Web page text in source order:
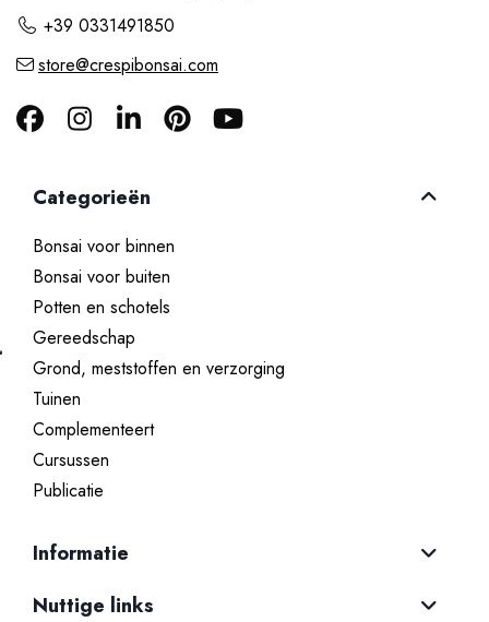
+39 0331491850
store@crespibonsai.com
Categorieën
Bonsai voor binnen
Bonsai voor buiten
Potten en schotels
Gereedschap
Grond, meststoffen en verzorging
Tuinen
Complementeert
Cursussen
Publicatie
Informatie
Nuttige links